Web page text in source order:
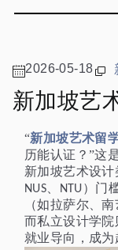
2026-05-18
新加坡艺
“新加坡艺术留
历能认证？”这
新加坡艺术设
NUS NTU）门
（如拉萨尔、
而私立设计学
就业导向，成为